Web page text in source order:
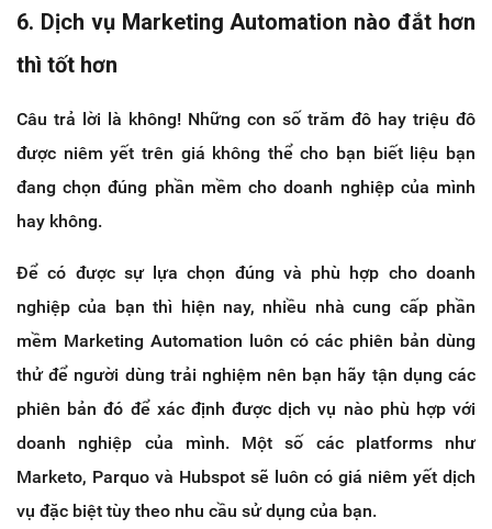
6. Dịch vụ Marketing Automation nào đắt hơn
thì tốt hơn
Câu trả lời là không! Những con số trăm đô hay triệu đô
được niêm yết trên giá không thể cho bạn biết liệu bạn
đang chọn đúng phần mềm cho doanh nghiệp của mình
hay không.
Để có được sự lựa chọn đúng và phù hợp cho doanh
nghiệp của bạn thì hiện nay, nhiều nhà cung cấp phần
mềm Marketing Automation luôn có các phiên bản dùng
thử để người dùng trải nghiệm nên bạn hãy tận dụng các
phiên bản đó để xác định được dịch vụ nào phù hợp với
doanh nghiệp của mình. Một số các platforms như
Marketo, Parquo và Hubspot sẽ luôn có giá niêm yết dịch
vụ đặc biệt tùy theo nhu cầu sử dụng của bạn.